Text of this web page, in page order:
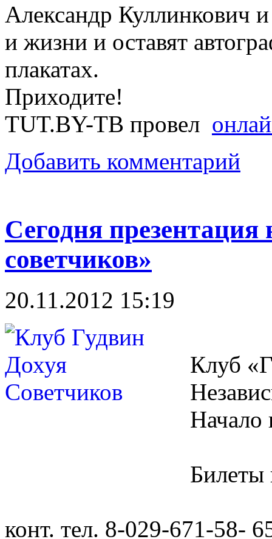
Александр Куллинкович
и жизни и оставят
плакатах.
Приходите!
TUT.BY-ТВ провел
Добавить комментарий
Сегодня презентация
советчиков»
20.11.2012 15:19
Клуб
Начало
Билеты
конт. тел. 8-029-671-58-